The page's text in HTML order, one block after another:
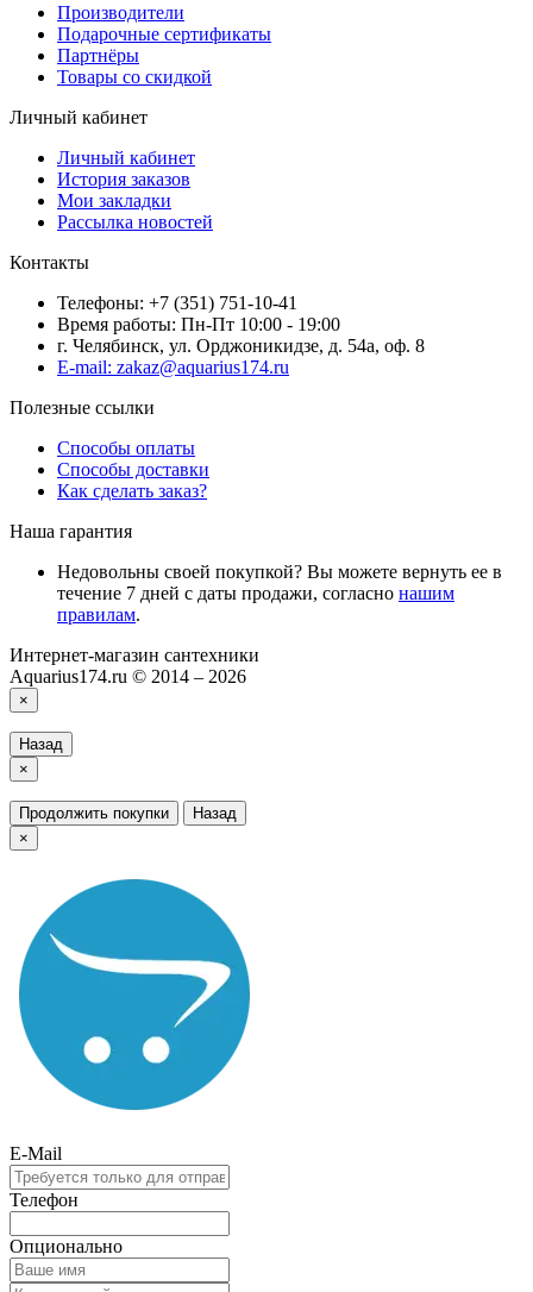
Производители
Подарочные сертификаты
Партнёры
Товары со скидкой
Личный кабинет
Личный кабинет
История заказов
Мои закладки
Рассылка новостей
Контакты
Телефоны: +7 (351) 751-10-41
Время работы: Пн-Пт 10:00 - 19:00
г. Челябинск, ул. Орджоникидзе, д. 54а, оф. 8
E-mail: zakaz@aquarius174.ru
Полезные ссылки
Способы оплаты
Способы доставки
Как сделать заказ?
Наша гарантия
Недовольны своей покупкой? Вы можете вернуть ее в
течение 7 дней с даты продажи, согласно нашим
правилам.
Интернет-магазин сантехники
Aquarius174.ru © 2014 – 2026
×
Назад
×
Продолжить покупки
Назад
×
E-Mail
Телефон
Опционально